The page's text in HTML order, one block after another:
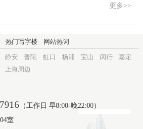
更多>>
热门写字楼 网站热词
静安 普陀 虹口 杨浦 宝山 闵行
嘉定
上海周边
（工作日 早8:00-晚22:00）
室